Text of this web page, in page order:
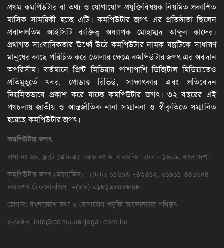
প্রথম কমপিউটার বা তথ্য ও যোগাযোগ প্রযুক্তিবিষয়ক নিয়মিত প্রকাশিত
মাসিক সাময়িকী হচ্ছে এটি। কমপিউটার জগৎ এর প্রতিষ্ঠাতা ছিলেন
প্রবাদপ্রতিম আইসিটি ব্যক্তিত্ব অধ্যাপক মোহাম্মদ আব্দুল কাদের।
প্রথাগত সাংবাদিকতার ঊর্ধ্বে উঠে কমপিউটার নামক যন্ত্রটিকে সাধারণ
মানুষের কাছে পরিচিত করে তোলার ক্ষেত্রে কমপিউটার জগৎ এর অবদান
অপরিসীম। বর্তমানে প্রিন্ট মিডিয়ার পাশাপাশি ডিজিটাল মিডিয়াতেও
প্রতিমুহূর্তে খবর, প্রোডাক্ট রিভিউ, সাক্ষাৎকার এবং প্রতিবেদন
নিয়মিতভাবে প্রকাশ করে যাচ্ছে কমপিউটার জগৎ। ৩২ বছরের এই
পথচলায় জাতীয় ও আন্তর্জাতিক নানা সম্মাননা ও স্বীকৃতিতে সম্মানিত
হয়েছে কমপিউটার জগৎ।
কমপিউটারজগৎ
বাসা নং ২৯, ফ্ল্যাট (এম-এ), রোড নং ৬, ধানমন্ডি, ঢাকা - ১২০৯, বাংলাদেশ।
কমপিউটার জগৎ (ম্যাগাজিন): +(৮৮) ০১৬০৯-৭৪৩৪১২, ০১৯১১-৩৪১৬৫৪
কমজগৎ টেকনোলজিস: +(৮৮) ০১৮১৯৮৯৮৮৯৮
স্লোগান: বাংলাদেশে তথ্য ও যোগাযোগ প্রযুক্তি আন্দোলনের পথিকৃৎ
ই-মেইল: info@computerjagat.com.bd